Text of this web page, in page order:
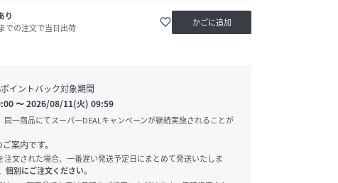
り
での注文で当日出荷
favorite_border かごに追加
イントバック対象期間
〜2026/08/11(火) 09:59
一商品にてスーパーDEALキャンペーンが継続実施されることが
案内です。
文された場合、一番遅い発送予定日にまとめて発送いたしま
個別にご注文ください。